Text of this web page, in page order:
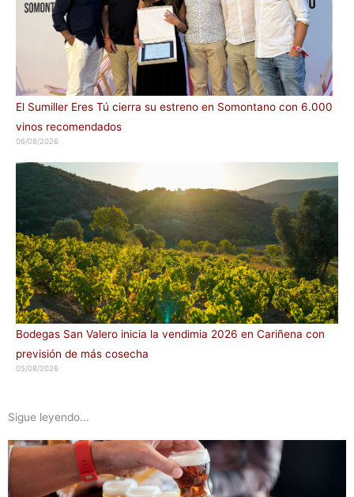
El Sumiller Eres Tú cierra su estreno en Somontano con 6.000
vinos recomendados
06/08/2026
Bodegas San Valero inicia la vendimia 2026 en Cariñena con
previsión de más cosecha
05/08/2026
Sigue leyendo...